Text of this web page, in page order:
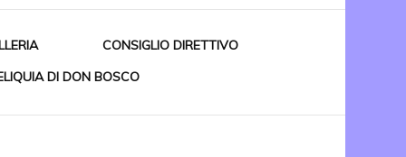
CONSIGLIO DIRETTIVO
DI DON BOSCO